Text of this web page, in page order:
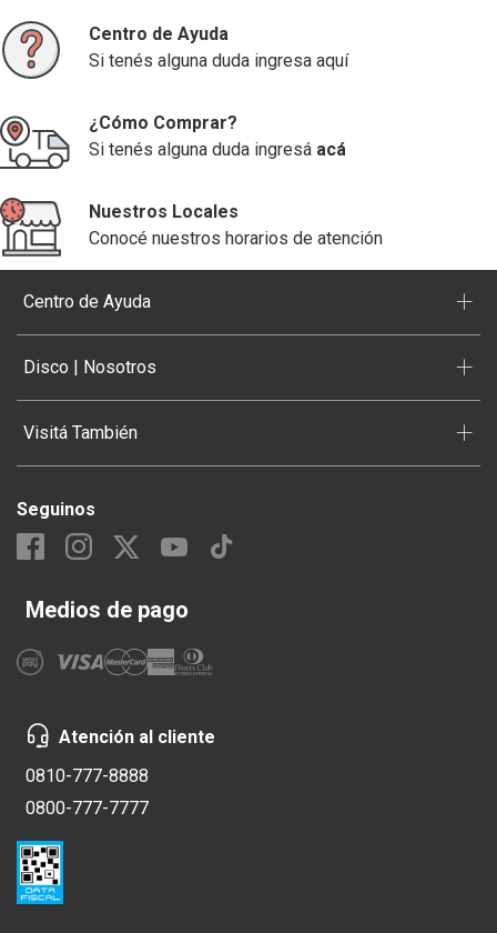
Centro de Ayuda
Si tenés alguna duda ingresa aquí
¿Cómo Comprar?
Si tenés alguna duda ingresá acá
Nuestros Locales
Conocé nuestros horarios de atención
Centro de Ayuda +
Disco | Nosotros +
Visitá También +
Seguinos
Medios de pago
Atención al cliente
0810-777-8888
0800-777-7777